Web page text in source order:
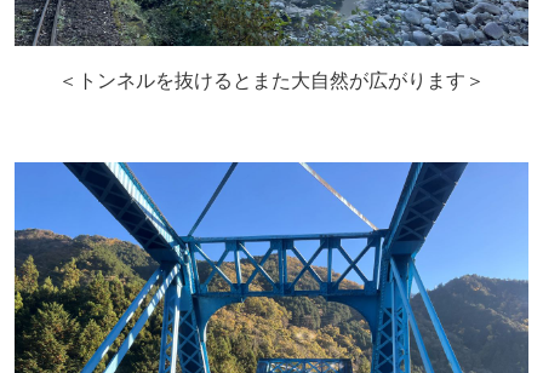
＜トンネルを抜けるとまた大自然が広がります＞